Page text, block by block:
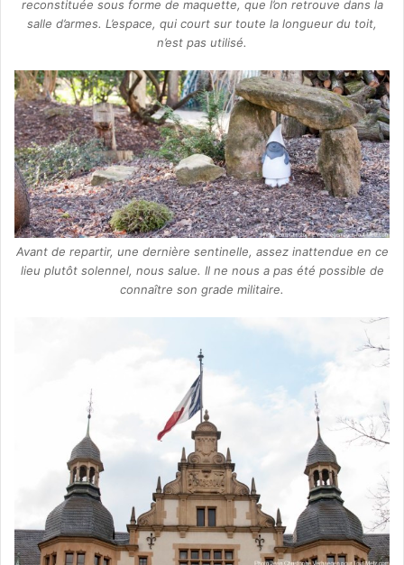
reconstituée sous forme de maquette, que l’on retrouve dans la
salle d’armes. L’espace, qui court sur toute la longueur du toit,
n’est pas utilisé.
Avant de repartir, une dernière sentinelle, assez inattendue en ce
lieu plutôt solennel, nous salue. Il ne nous a pas été possible de
connaître son grade militaire.